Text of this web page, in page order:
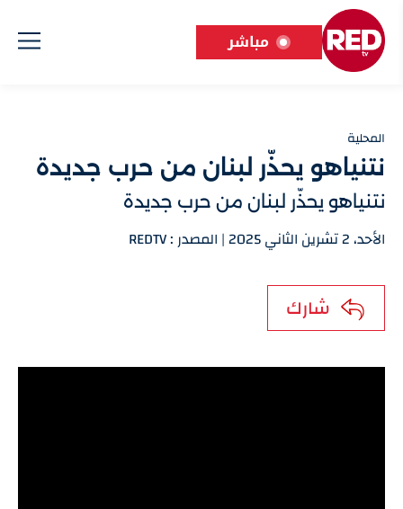
مباشر
المحلية
نتنياهو يحذّر لبنان من حرب جديدة
نتنياهو يحذّر لبنان من حرب جديدة
الأحد، 2 تشرين الثاني 2025 | المصدر : REDTV
شارك